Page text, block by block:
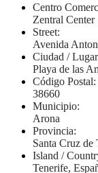
Centro
Zentral Center
Street:
Avenida
Ciudad /
Playa de las
Código Postal:
38660
Municipio:
Arona
Provincia:
Santa Cruz de
Island /
Tenerife,